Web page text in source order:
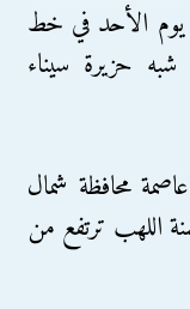
يوم الأحد في خط
شبه حزيرة سيناء
محافظة شمال
اللهب ترتفع من